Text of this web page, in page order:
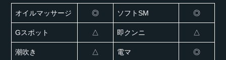
オイルマッサージ ◎ ソフトSM ◎
Gスポット △ 即クンニ △
潮吹き △ 電マ ◎